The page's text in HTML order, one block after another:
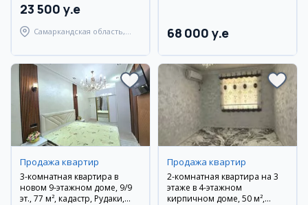
23 500 y.e
Самаркандская область,
68 000 y.e
Продажа квартир
3-комнатная квартира в
новом 9-этажном доме, 9/9
эт., 77 м², кадастр, Рудаки,
Продажа квартир
2-комнатная квартира на 3
этаже в 4-этажном
кирпичном доме, 50 м²,